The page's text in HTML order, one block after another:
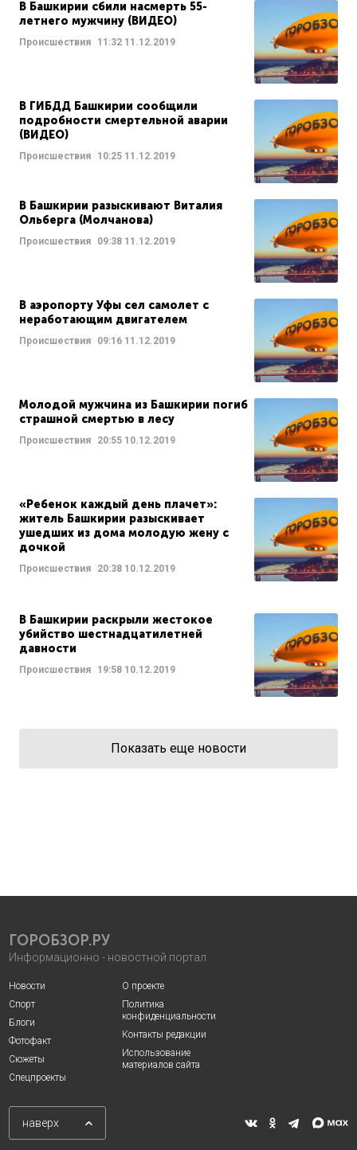
В Башкирии сбили насмерть 55-
летнего мужчину (ВИДЕО)
Происшествия 11:32 11.12.2019
В ГИБДД Башкирии сообщили
подробности смертельной аварии
(ВИДЕО)
Происшествия 10:25 11.12.2019
В Башкирии разыскивают Виталия
Ольберга (Молчанова)
Происшествия 09:38 11.12.2019
В аэропорту Уфы сел самолет с
неработающим двигателем
Происшествия 09:16 11.12.2019
Молодой мужчина из Башкирии погиб
страшной смертью в лесу
Происшествия 20:55 10.12.2019
«Ребенок каждый день плачет»:
житель Башкирии разыскивает
ушедших из дома молодую жену с
дочкой
Происшествия 20:38 10.12.2019
В Башкирии раскрыли жестокое
убийство шестнадцатилетней
давности
Происшествия 19:58 10.12.2019
Показать еще новости
ГОРОБЗОР.РУ
Информационно - новостной портал
Новости
Спорт
Блоги
Фотофакт
Сюжеты
Спецпроекты
О проекте
Политика
конфиденциальности
Контакты редакции
Использование
материалов сайта
наверх